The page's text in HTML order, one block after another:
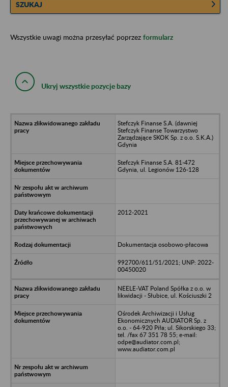
SZUKAJ
Wszystkie uwagi można przesyłać poprzez formularz
Ukryj wszystkie pozycje bazy
Stefczyk Finanse S.A. (dawniej
Stefczyk Finanse Towarzystwo
Zarządzające SKOK Sp. z o.o. S.K.A.)
Gdynia
Stefczyk Finanse S.A. 81-472
Gdynia, ul. Legionów 126-128
2012-2021
Dokumentacja osobowo-płacowa
992700/611/51/2021; UNP: 2022-
00450020
NEELE-VAT Poland Spółka z o.o. w
likwidacji - Słubice, ul. Kościuszki 2
Ośrodek Archiwizacji i Usług
Ekonomicznych AUDIATOR Sp. z
o.o. - 64-920 Piła; ul. Sikorskiego 33;
tel. /fax 67 351 78 55; e-mail:
odpe@audiator.com.pl;
www.audiator.com.pl